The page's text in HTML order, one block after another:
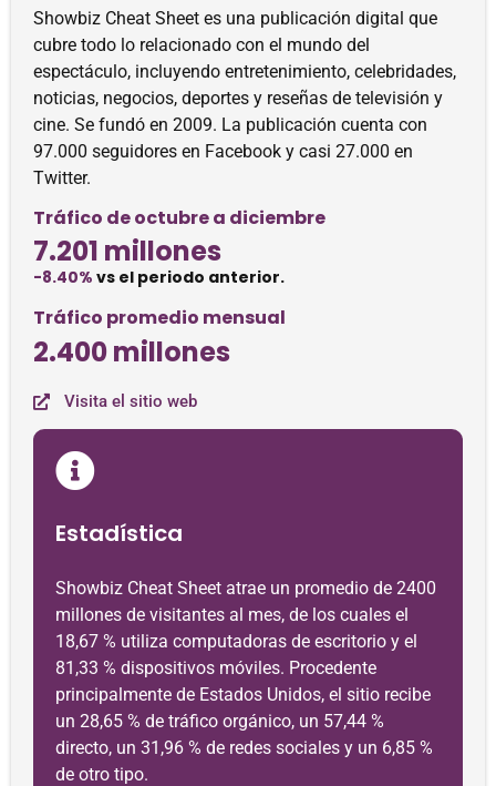
Showbiz Cheat Sheet es una publicación digital que
cubre todo lo relacionado con el mundo del
espectáculo, incluyendo entretenimiento, celebridades,
noticias, negocios, deportes y reseñas de televisión y
cine. Se fundó en 2009. La publicación cuenta con
97.000 seguidores en Facebook y casi 27.000 en
Twitter.
Tráfico de octubre a diciembre
7.201 millones
-8.40% vs el periodo anterior.
Tráfico promedio mensual
2.400 millones
Visita el sitio web
Estadística
Showbiz Cheat Sheet atrae un promedio de 2400
millones de visitantes al mes, de los cuales el
18,67 % utiliza computadoras de escritorio y el
81,33 % dispositivos móviles. Procedente
principalmente de Estados Unidos, el sitio recibe
un 28,65 % de tráfico orgánico, un 57,44 %
directo, un 31,96 % de redes sociales y un 6,85 %
de otro tipo.